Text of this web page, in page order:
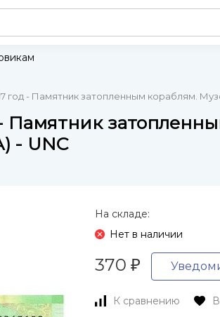
год - Памятник затопленным кораблям.
Памятник
- UNC
На складе:
Нет в наличии
370 ₽
К сравнению